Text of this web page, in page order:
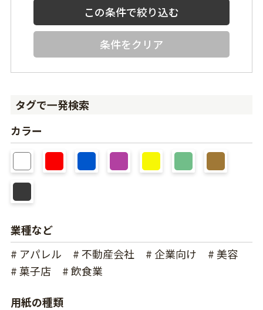
条件をクリア
タグで一発検索
カラー
業種など
# アパレル
# 不動産会社 # 企業向け
# 美容
# 菓子店
# 飲食業
用紙の種類